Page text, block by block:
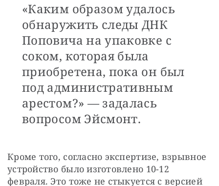
«Каким образом удалось
обнаружить следы ДНК
Поповича на упаковке с
соком, которая была
приобретена, пока он был
под административным
арестом?» — задалась
вопросом Эйсмонт.
Кроме того, согласно экспертизе, взрывное
устройство было изготовлено 10-12
февраля. Это тоже не стыкуется с версией